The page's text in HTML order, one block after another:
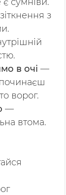
з
в очі —
ворог.
—
втома.